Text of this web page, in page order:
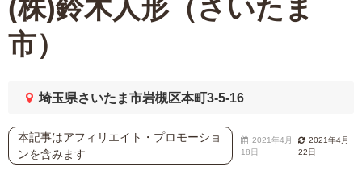
(株)鈴木人形（さいたま
市）
埼玉県さいたま市岩槻区本町3-5-16
本記事はアフィリエイト・プロモーショ
ンを含みます
2021年4月
18日
2021年4月
22日